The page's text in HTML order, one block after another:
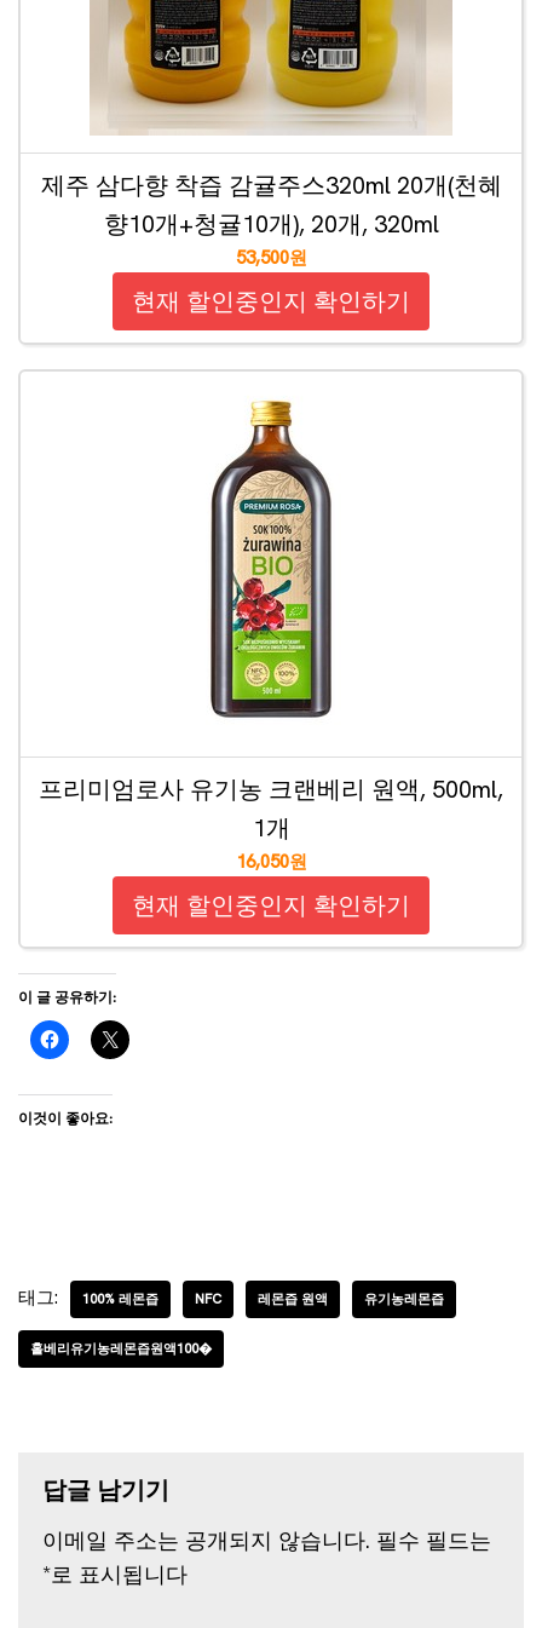
제주 삼다향 착즙 감귤주스320ml 20개(천혜
향10개+청귤10개), 20개, 320ml
53,500원
현재 할인중인지 확인하기
프리미엄로사 유기농 크랜베리 원액, 500ml,
1개
16,050원
현재 할인중인지 확인하기
이 글 공유하기:
이것이 좋아요:
태그: 100% 레몬즙 NFC 레몬즙 원액 유기농레몬즙
홀베리유기농레몬즙원액100�
답글 남기기
이메일 주소는 공개되지 않습니다. 필수 필드는
*로 표시됩니다